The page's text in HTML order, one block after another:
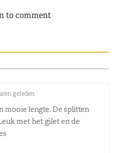
to comment
geleden
lengte. De splitten
met het gilet en de